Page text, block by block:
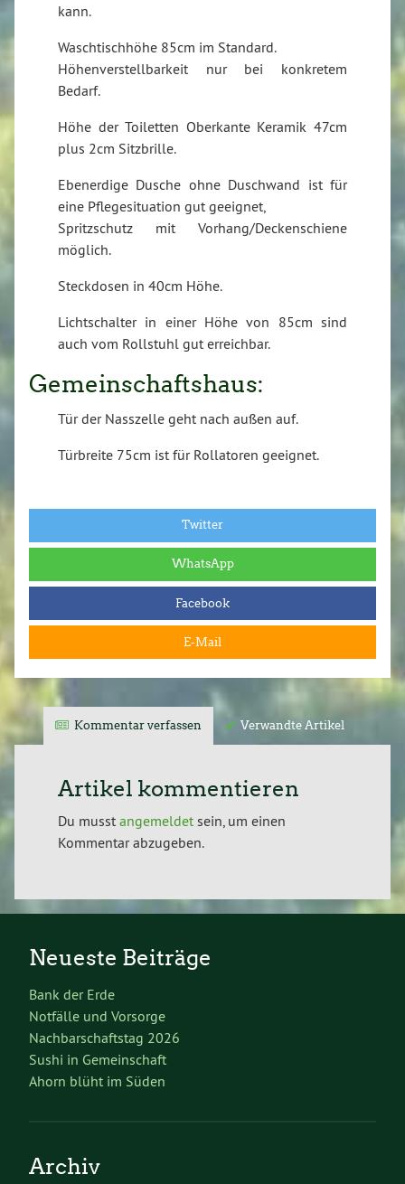
kann.
Waschtischhöhe 85cm im Standard.
Höhenverstellbarkeit nur bei konkretem
Bedarf.
Höhe der Toiletten Oberkante Keramik 47cm
plus 2cm Sitzbrille.
Ebenerdige Dusche ohne Duschwand ist für
eine Pflegesituation gut geeignet,
Spritzschutz mit Vorhang/Deckenschiene
möglich.
Steckdosen in 40cm Höhe.
Lichtschalter in einer Höhe von 85cm sind
auch vom Rollstuhl gut erreichbar.
Gemeinschaftshaus:
Tür der Nasszelle geht nach außen auf.
Türbreite 75cm ist für Rollatoren geeignet.
Twitter
WhatsApp
Facebook
E-Mail
Kommentar verfassen Verwandte Artikel
Artikel kommentieren
Du musst angemeldet sein, um einen
Kommentar abzugeben.
Neueste Beiträge
Bank der Erde
Notfälle und Vorsorge
Nachbarschaftstag 2026
Sushi in Gemeinschaft
Ahorn blüht im Süden
Archiv